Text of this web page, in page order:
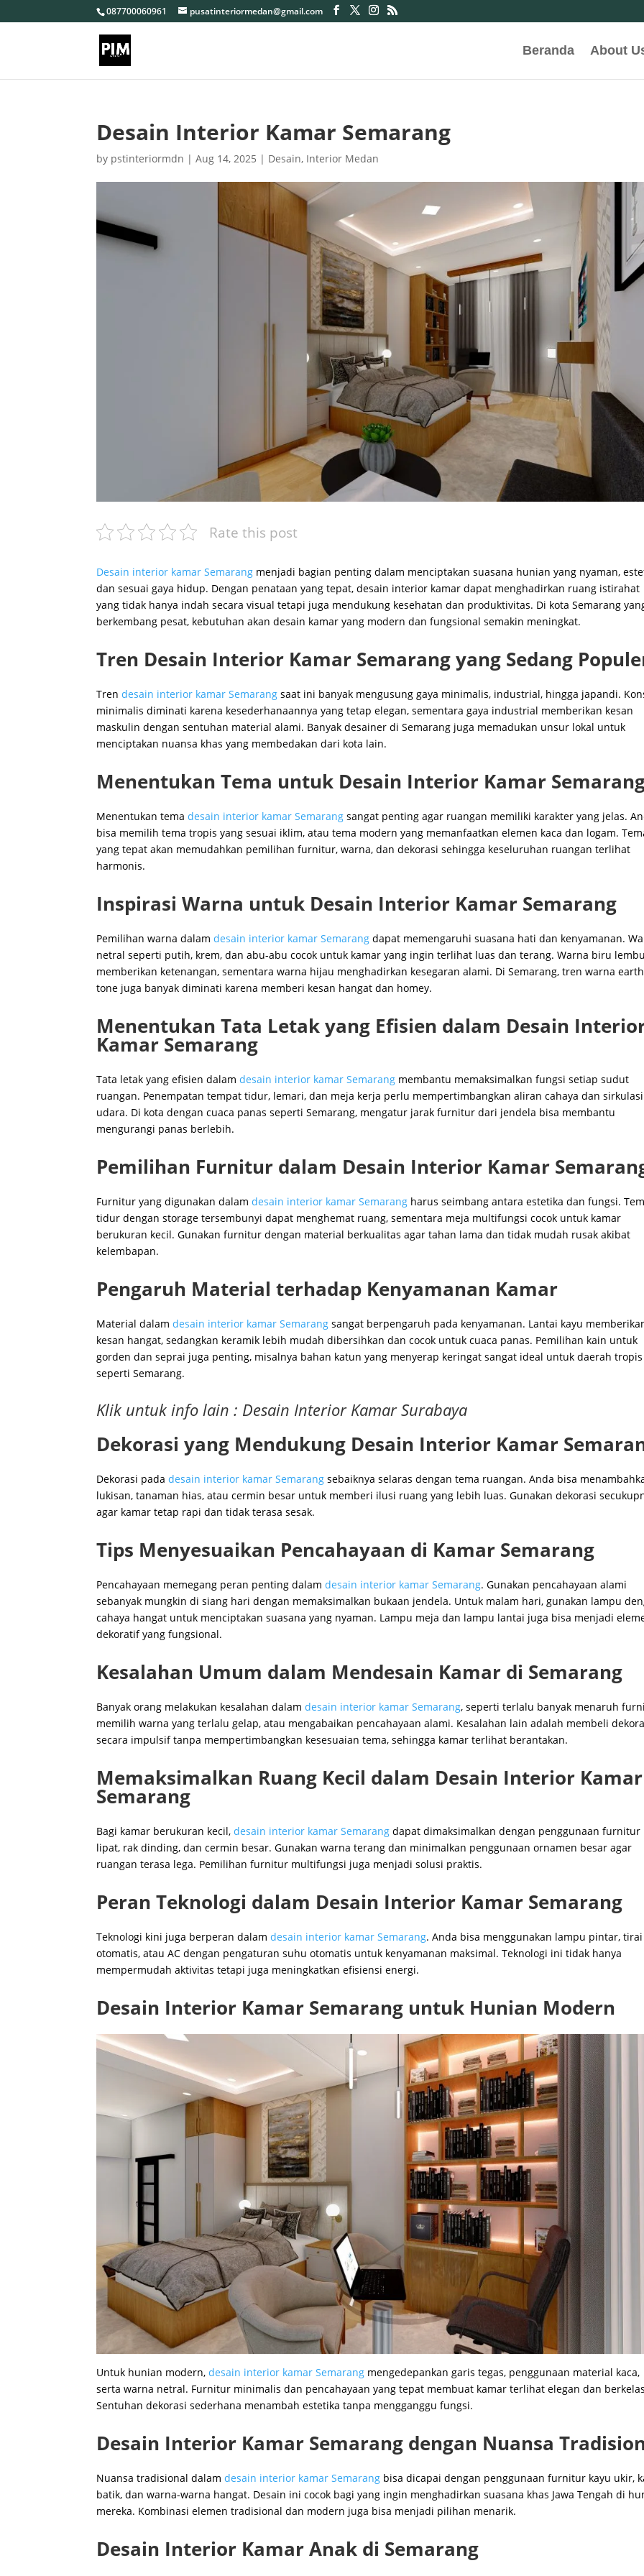
087700060961 pusatinteriormedan@gmail.com
Beranda About
Desain Interior Kamar Semarang
by pstinteriormdn |Aug 14, 2025 | Desain, Interior Medan
Rate this post
Desain interior kamar Semarang menjadi bagian penting dalam menciptakan suasana hunian yang nyaman,
dan sesuai gaya hidup. Dengan penataan yang tepat, desain interior kamar dapat menghadirkan ruang istirahat
yang tidak hanya indah secara visual tetapi juga mendukung kesehatan dan produktivitas. Di kota Semarang
berkembang pesat, kebutuhan akan desain kamar yang modern dan fungsional semakin meningkat.
Tren Desain Interior Kamar Semarang yang Sedang
Trendesain interior kamar Semarang saat ini banyak mengusung gaya minimalis, industrial, hingga japandi.
minimalis diminati karena kesederhanaannya yang tetap elegan, sementara gaya industrial memberikan kesan
maskulin dengan sentuhan material alami. Banyak desainer di Semarang juga memadukan unsur lokal untuk
menciptakan nuansa khas yang membedakan dari kota lain.
Menentukan Tema untuk Desain Interior Kamar
Menentukan temadesain interior kamar Semarang sangat penting agar ruangan memiliki karakter yang jelas.
bisa memilih tema tropis yang sesuai iklim, atau tema modern yang memanfaatkan elemen kaca dan logam.
yang tepat akan memudahkan pemilihan furnitur, warna, dan dekorasi sehingga keseluruhan ruangan terlihat
harmonis.
Inspirasi Warna untuk Desain Interior Kamar Semarang
Pemilihan warna dalamdesain interior kamar Semarang dapat memengaruhi suasana hati dan kenyamanan.
netral seperti putih, krem, dan abu-abu cocok untuk kamar yang ingin terlihat luas dan terang. Warna biru
memberikan ketenangan, sementara warna hijau menghadirkan kesegaran alami. Di Semarang, tren warna earth
tone juga banyak diminati karena memberi kesan hangat dan homey.
Menentukan Tata Letak yang Efisien dalam Desain
Kamar Semarang
Tata letak yang efisien dalamdesain interior kamar Semarang membantu memaksimalkan fungsi setiap sudut
ruangan. Penempatan tempat tidur, lemari, dan meja kerja perlu mempertimbangkan aliran cahaya dan sirkulasi
udara. Di kota dengan cuaca panas seperti Semarang, mengatur jarak furnitur dari jendela bisa membantu
mengurangi panas berlebih.
Pemilihan Furnitur dalam Desain Interior Kamar
Furnitur yang digunakan dalamdesain interior kamar Semarang harus seimbang antara estetika dan fungsi.
tidur dengan storage tersembunyi dapat menghemat ruang, sementara meja multifungsi cocok untuk kamar
berukuran kecil. Gunakan furnitur dengan material berkualitas agar tahan lama dan tidak mudah rusak akibat
kelembapan.
Pengaruh Material terhadap Kenyamanan Kamar
Material dalamdesain interior kamar Semarang sangat berpengaruh pada kenyamanan. Lantai kayu
kesan hangat, sedangkan keramik lebih mudah dibersihkan dan cocok untuk cuaca panas. Pemilihan kain untuk
gorden dan seprai juga penting, misalnya bahan katun yang menyerap keringat sangat ideal untuk daerah tropis
seperti Semarang.
Klik untuk info lain : Desain Interior Kamar Surabaya
Dekorasi yang Mendukung Desain Interior Kamar
Dekorasi padadesain interior kamar Semarang sebaiknya selaras dengan tema ruangan. Anda bisa
lukisan, tanaman hias, atau cermin besar untuk memberi ilusi ruang yang lebih luas. Gunakan dekorasi
agar kamar tetap rapi dan tidak terasa sesak.
Tips Menyesuaikan Pencahayaan di Kamar Semarang
Pencahayaan memegang peran penting dalamdesain interior kamar Semarang. Gunakan pencahayaan alami
sebanyak mungkin di siang hari dengan memaksimalkan bukaan jendela. Untuk malam hari, gunakan lampu
cahaya hangat untuk menciptakan suasana yang nyaman. Lampu meja dan lampu lantai juga bisa menjadi
dekoratif yang fungsional.
Kesalahan Umum dalam Mendesain Kamar di Semarang
Banyak orang melakukan kesalahan dalamdesain interior kamar Semarang, seperti terlalu banyak menaruh
memilih warna yang terlalu gelap, atau mengabaikan pencahayaan alami. Kesalahan lain adalah membeli
secara impulsif tanpa mempertimbangkan kesesuaian tema, sehingga kamar terlihat berantakan.
Memaksimalkan Ruang Kecil dalam Desain Interior Kamar
Semarang
Bagi kamar berukuran kecil,desain interior kamar Semarang dapat dimaksimalkan dengan penggunaan furnitur
lipat, rak dinding, dan cermin besar. Gunakan warna terang dan minimalkan penggunaan ornamen besar agar
ruangan terasa lega. Pemilihan furnitur multifungsi juga menjadi solusi praktis.
Peran Teknologi dalam Desain Interior Kamar Semarang
Teknologi kini juga berperan dalamdesain interior kamar Semarang. Anda bisa menggunakan lampu pintar, tirai
otomatis, atau AC dengan pengaturan suhu otomatis untuk kenyamanan maksimal. Teknologi ini tidak hanya
mempermudah aktivitas tetapi juga meningkatkan efisiensi energi.
Desain Interior Kamar Semarang untuk Hunian Modern
Untuk hunian modern,desain interior kamar Semarang mengedepankan garis tegas, penggunaan material kaca,
serta warna netral. Furnitur minimalis dan pencahayaan yang tepat membuat kamar terlihat elegan dan
Sentuhan dekorasi sederhana menambah estetika tanpa mengganggu fungsi.
Desain Interior Kamar Semarang dengan Nuansa
Nuansa tradisional dalamdesain interior kamar Semarang bisa dicapai dengan penggunaan furnitur kayu ukir,
batik, dan warna-warna hangat. Desain ini cocok bagi yang ingin menghadirkan suasana khas Jawa Tengah di
mereka. Kombinasi elemen tradisional dan modern juga bisa menjadi pilihan menarik.
Desain Interior Kamar Anak di Semarang